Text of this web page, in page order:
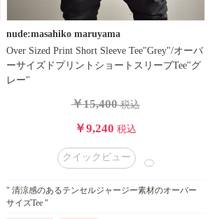
nude:masahiko maruyama
Over Sized Print Short Sleeve Tee"Grey"/オーバ
ーサイズドプリントショートスリーブTee"グ
レー"
￥15,400税込
￥9,240 税込
クイックビュー
" 清涼感のあるテンセルジャージー素材のオーバー
サイズTee "